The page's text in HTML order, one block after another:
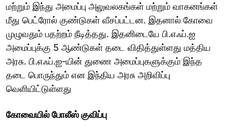
மற்றும் இந்து அமைப்பு அலுவலகங்கள் மற்றும் வாகனங்கள்
மீது பெட்ரோல் குண்டுகள் வீசப்பட்டன. இதனால் கோவை
முழுவதும் பதற்றம் நீடித்தது. இதனிடையே பி.எஃப்.ஐ
அமைப்புக்கு 5 ஆண்டுகள் தடை விதித்துள்ளது மத்திய
அரசு. பி.எஃப்.ஐ-யின் துணை அமைப்புகளுக்கும் இந்த
தடை பொருந்தும் என இந்திய அரசு அறிவிப்பு
வெளியிட்டுள்ளது
கோவையில் போலீஸ் குவிப்பு